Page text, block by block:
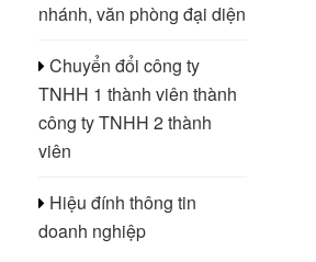
nhánh, văn phòng đại diện
Chuyển đổi công ty
TNHH 1 thành viên thành
công ty TNHH 2 thành
viên
Hiệu đính thông tin
doanh nghiệp